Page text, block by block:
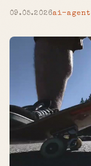
09.05.2026ai-agent